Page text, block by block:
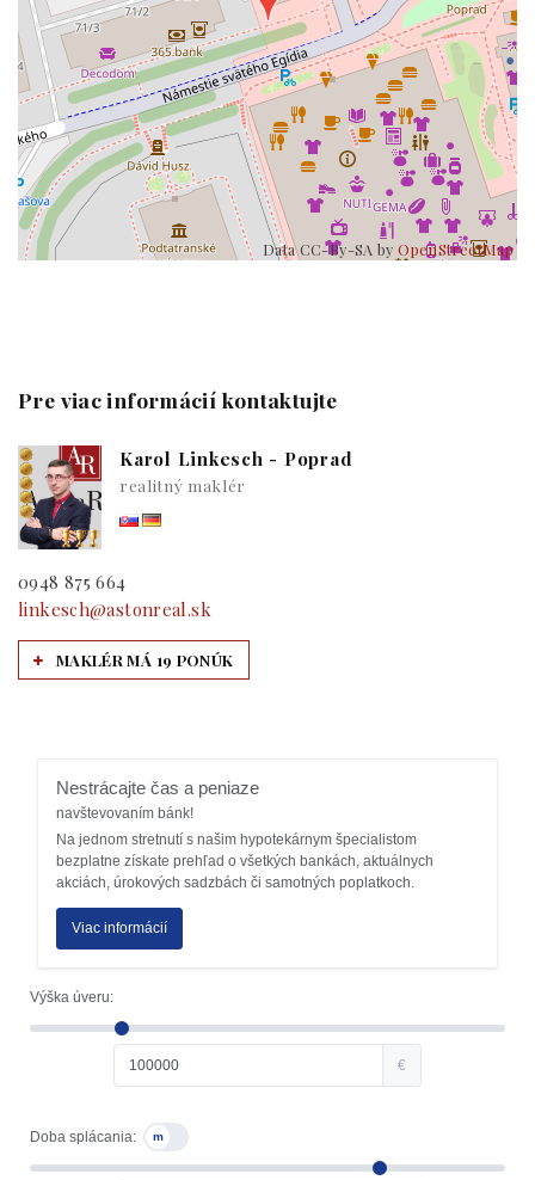
Data CC-By-SA byOpenStreetMap
Pre viac informácií kontaktujte
Karol Linkesch - Poprad
realitný maklér
0948 875 664
linkesch@astonreal.sk
MAKLÉR MÁ 19 PONÚK